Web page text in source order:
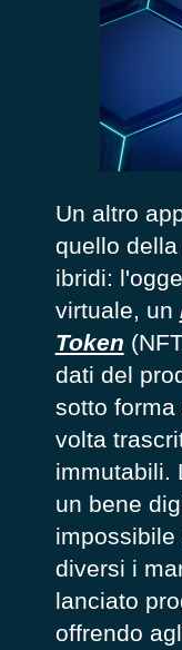
Un altro
quello
ibridi:
virtuale, un
Token
dati del
sotto forma
volta
immutabili.
un bene
impossibile
diversi i
lanciato
offrendo